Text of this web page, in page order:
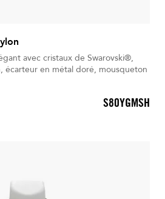
avec cristaux de Swarovski®,
écarteur en métal doré, mousqueton
S80YGMSH